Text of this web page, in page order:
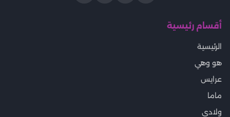
أقسام رئيسية
الرئيسية
هو وهي
عرايس
ماما
ولادى